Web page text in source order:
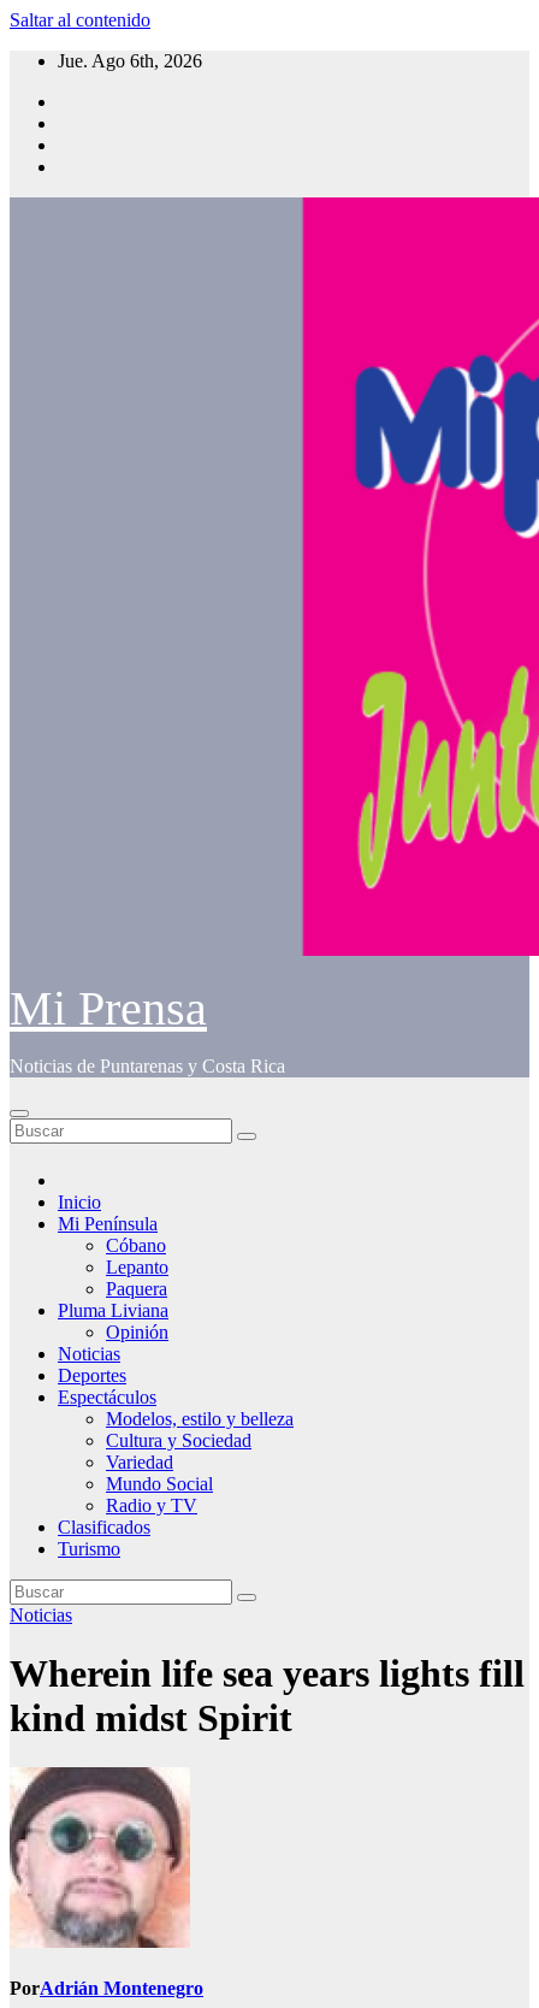
Saltar al contenido
Jue. Ago 6th, 2026
Mi Prensa
Noticias de Puntarenas y Costa Rica
Inicio
Mi Península
Cóbano
Lepanto
Paquera
Pluma Liviana
Opinión
Noticias
Deportes
Espectáculos
Modelos, estilo y belleza
Cultura y Sociedad
Variedad
Mundo Social
Radio y TV
Clasificados
Turismo
Noticias
Wherein life sea years lights fill
kind midst Spirit
PorAdrián Montenegro